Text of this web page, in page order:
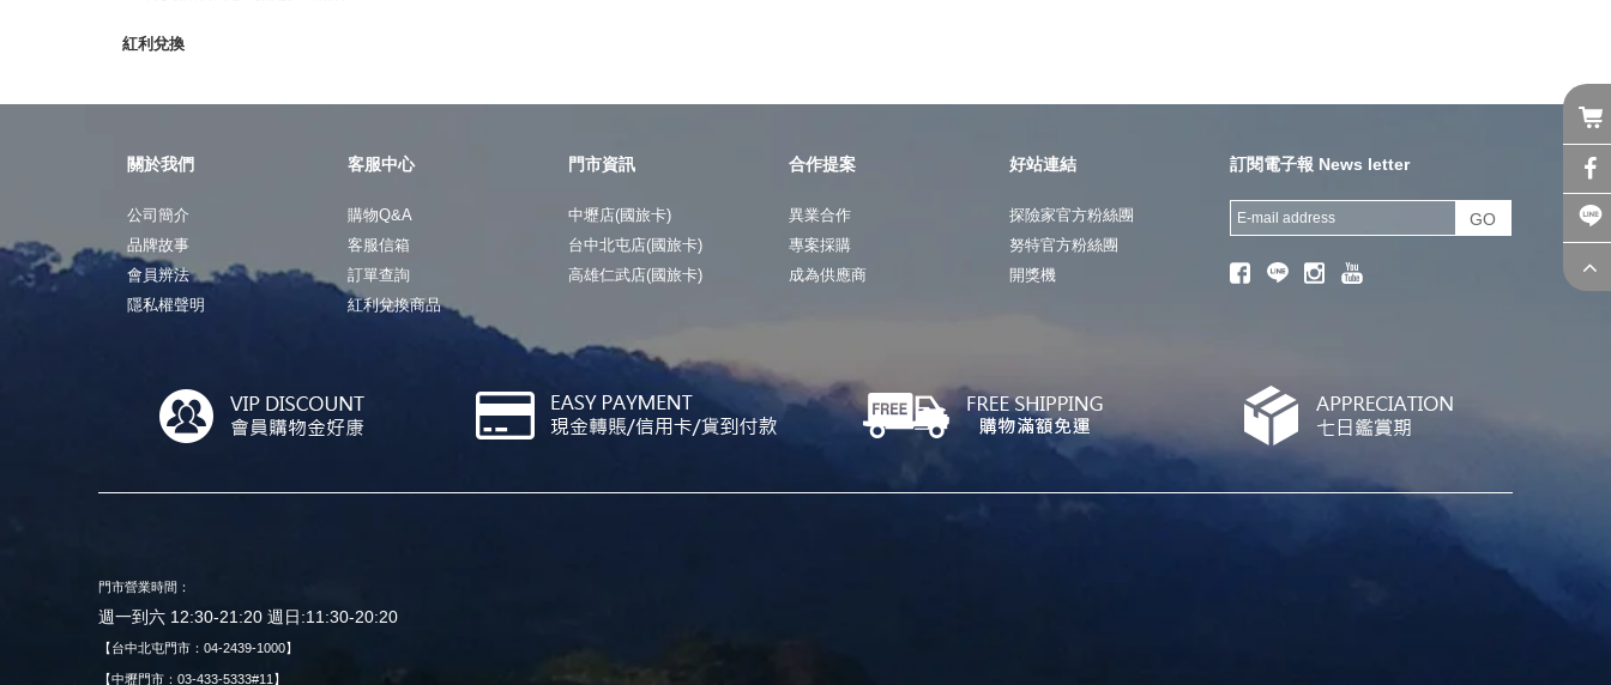
紅利兌換
關於我們
公司簡介
品牌故事
會員辨法
隱私權聲明
客服中心
購物Q&A
客服信箱
訂單查詢
紅利兌換商品
門市資訊
中壢店(國旅卡)
台中北屯店(國旅卡)
高雄仁武店(國旅卡)
合作提案
異業合作
專案採購
成為供應商
好站連結
探險家官方粉絲團
努特官方粉絲團
開獎機
訂閱電子報 News letter
GO
門市營業時間：
週一到六 12:30-21:20 週日:11:30-20:20
【台中北屯門市：04-2439-1000】
【中壢門市：03-433-5333#11】